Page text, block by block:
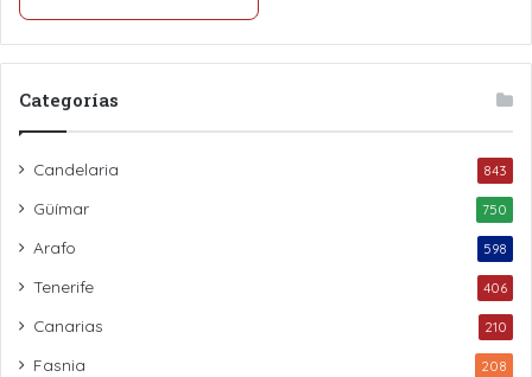
Categorías
Candelaria 843
Güímar 750
Arafo 598
Tenerife 406
Canarias 210
Fasnia 208